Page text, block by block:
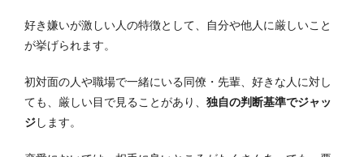
好き嫌いが激しい人の特徴として、自分や他人に厳しいこと
が挙げられます。
初対面の人や職場で一緒にいる同僚・先輩、好きな人に対し
ても、厳しい目で見ることがあり、 独自の判断基準でジャッ
ジします。